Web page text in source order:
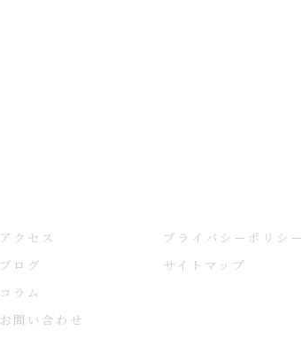
アクセス
ブログ
コラム
お問い合わせ
プライバシーポリシー
サイトマップ